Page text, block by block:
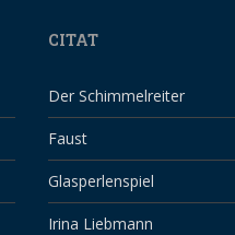
CITAT
Der Schimmelreiter
Faust
Glasperlenspiel
Irina Liebmann